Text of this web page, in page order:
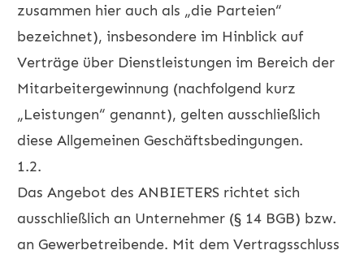
zusammen hier auch als „die Parteien“
bezeichnet), insbesondere im Hinblick auf
Verträge über Dienstleistungen im Bereich der
Mitarbeitergewinnung (nachfolgend kurz
„Leistungen“ genannt), gelten ausschließlich
diese Allgemeinen Geschäftsbedingungen.
1.2.
Das Angebot des ANBIETERS richtet sich
ausschließlich an Unternehmer (§ 14 BGB) bzw.
an Gewerbetreibende. Mit dem Vertragsschluss